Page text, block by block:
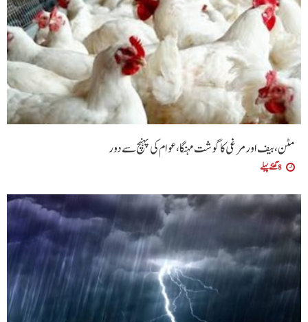
مٹن، بیف اور مرغی کا گوشت مہنگا، عوام کی پہنچ سے دور
8 گھنٹے پہلے